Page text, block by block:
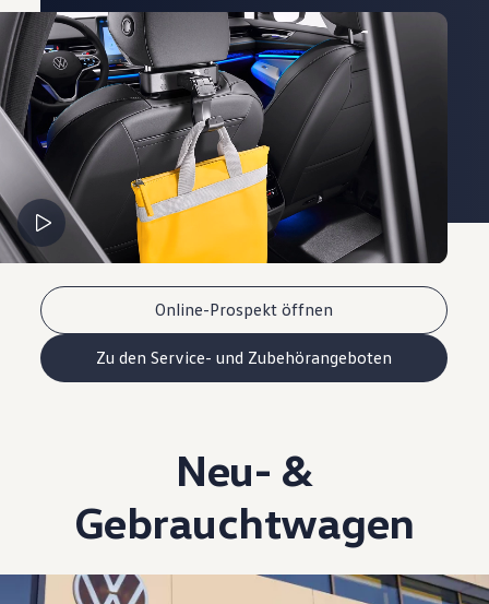
Online-Prospekt öffnen
Zu den Service- und Zubehörangeboten
Neu- &
Gebrauchtwagen